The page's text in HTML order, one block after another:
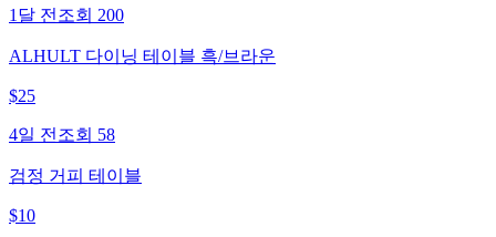
1달 전 조회 200
ALHULT 다이닝 테이블 흑/브라운
$25
4일 전 조회 58
검정 거피 테이블
$10